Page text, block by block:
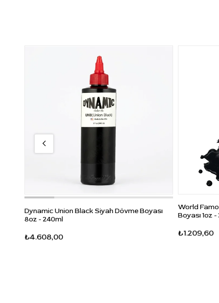
Dynamic Union Black Siyah Dövme Boyası
8oz - 240ml
₺4.608,00
World
Boyası 1oz
₺1.209,60